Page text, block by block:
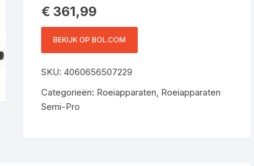
ROWSHAPER,
RUDERGERÄT KLAPPBAR
MET 8 STUFEN, LCD
ROW SHAPER MET
MAGNETWIDERSTAND,
CARDIO RUDERGERÄTE,
€ 361,99
BEKIJK OP BOL.COM
SKU:4060656507229
Categorieën: Roeiapparaten, Roeiapparaten
Semi-Pro